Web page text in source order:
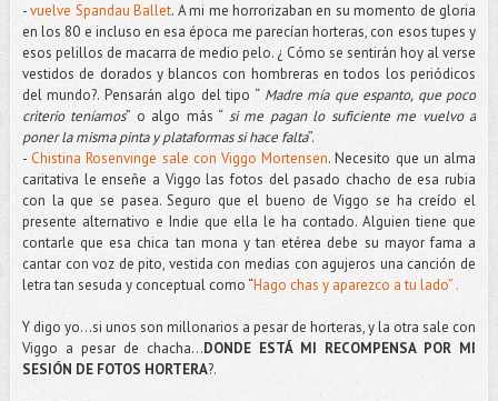
-vuelve Spandau Ballet. A mi me horrorizaban en su momento de gloria
en los 80 e incluso en esa época me parecían horteras, con esos tupes y
esos pelillos de macarra de medio pelo. ¿ Cómo se sentirán hoy al verse
vestidos de dorados y blancos con hombreras en todos los periódicos
del mundo?. Pensarán algo del tipo “ Madre mía que espanto, que poco
criterio teníamos” o algo más “ si me pagan lo suficiente me vuelvo a
poner la misma pinta y plataformas si hace falta”.
-Chistina Rosenvinge sale con Viggo Mortensen. Necesito que un alma
caritativa le enseñe a Viggo las fotos del pasado chacho de esa rubia
con la que se pasea. Seguro que el bueno de Viggo se ha creído el
presente alternativo e Indie que ella le ha contado. Alguien tiene que
contarle que esa chica tan mona y tan etérea debe su mayor fama a
cantar con voz de pito, vestida con medias con agujeros una canción de
letra tan sesuda y conceptual como “Hago chas y aparezco a tu lado” .
Y digo yo…si unos son millonarios a pesar de horteras, y la otra sale con
Viggo a pesar de chacha…DONDE ESTÁ MI RECOMPENSA POR MI
SESIÓN DE FOTOS HORTERA?.